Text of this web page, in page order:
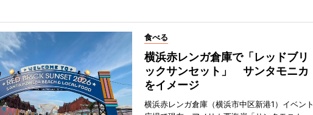
食べる
横浜赤レンガ倉庫で「レッドブリ
ックサンセット」 サンタモニカ
をイメージ
横浜赤レンガ倉庫（横浜市中区新港1）イベント